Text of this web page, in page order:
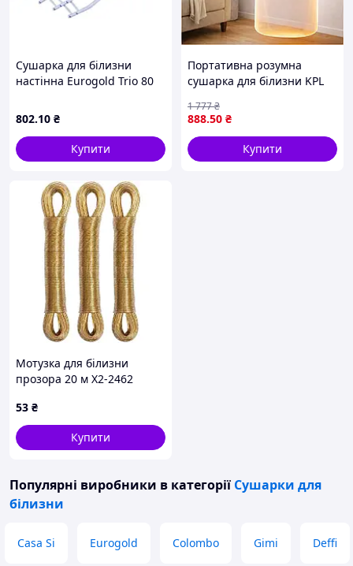
Сушарка для білизни
настінна Eurogold Trio 80
802.10 ₴
Купити
Портативна розумна
сушарка для білизни KPL
швидкого сушіння одягу в
домашніх умовах
888.50 ₴
1 777₴
Купити
Мотузка для білизни
прозора 20 м Х2-2462
53 ₴
Купити
Популярні виробники в категорії Сушарки для
білизни
Casa Si Eurogold Colombo Gimi Deffi